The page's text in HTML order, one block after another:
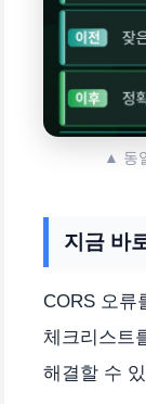
▲ 동
지금 바
CORS 오류
체크리스트
해결할 수